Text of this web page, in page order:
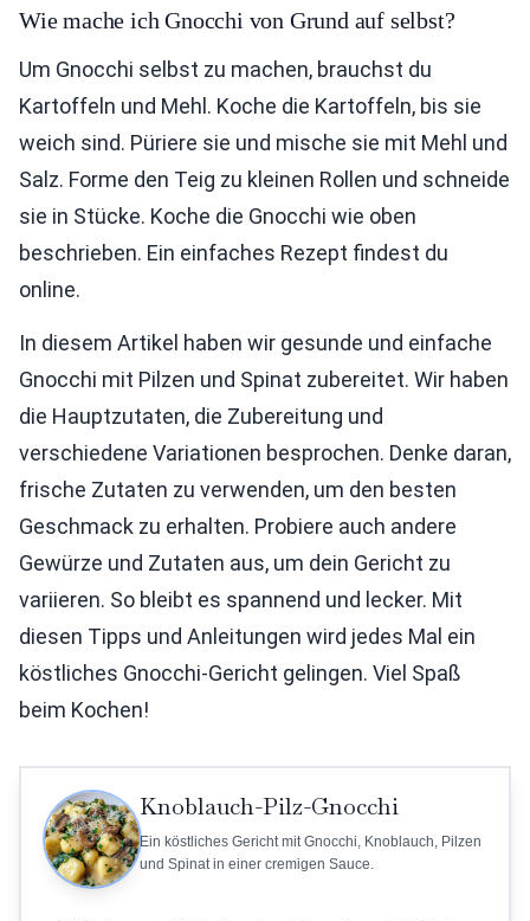
Wie mache ich Gnocchi von Grund auf selbst?
Um Gnocchi selbst zu machen, brauchst du
Kartoffeln und Mehl. Koche die Kartoffeln, bis sie
weich sind. Püriere sie und mische sie mit Mehl und
Salz. Forme den Teig zu kleinen Rollen und schneide
sie in Stücke. Koche die Gnocchi wie oben
beschrieben. Ein einfaches Rezept findest du
online.
In diesem Artikel haben wir gesunde und einfache
Gnocchi mit Pilzen und Spinat zubereitet. Wir haben
die Hauptzutaten, die Zubereitung und
verschiedene Variationen besprochen. Denke daran,
frische Zutaten zu verwenden, um den besten
Geschmack zu erhalten. Probiere auch andere
Gewürze und Zutaten aus, um dein Gericht zu
variieren. So bleibt es spannend und lecker. Mit
diesen Tipps und Anleitungen wird jedes Mal ein
köstliches Gnocchi-Gericht gelingen. Viel Spaß
beim Kochen!
Knoblauch-Pilz-Gnocchi
Ein köstliches Gericht mit Gnocchi, Knoblauch, Pilzen
und Spinat in einer cremigen Sauce.